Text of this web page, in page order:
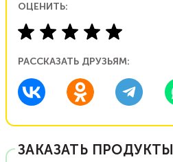
ОЦЕНИТЬ:
РАССКАЗАТЬ ДРУЗЬЯМ:
ЗАКАЗАТЬ ПРОДУКТЫ